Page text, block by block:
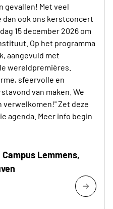
gevallen! Met veel
ook ons kerstconcert
15 december 2026 om
Op het programma
aangevuld met
wereldpremières.
sfeervolle en
van maken. We
Zet deze
agenda. Meer info begin
Lemmens,